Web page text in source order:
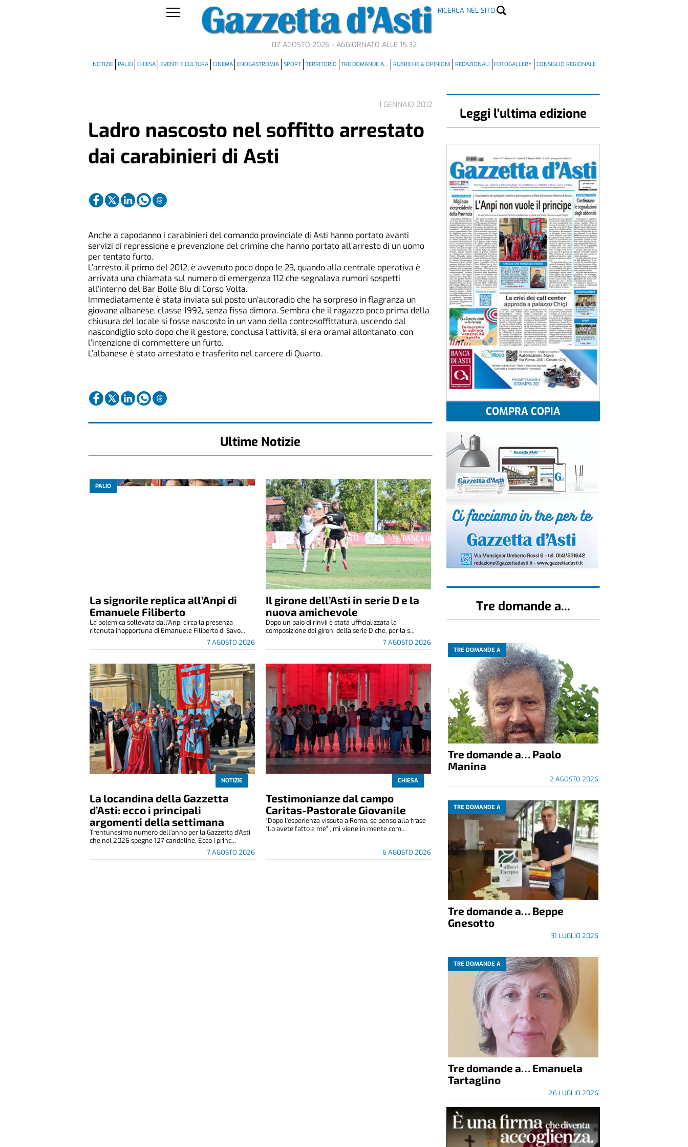
RICERCA NEL SITO
07 AGOSTO 2026 - AGGIORNATO ALLE 15.32
NOTIZIE PALIO CHIESA EVENTI E CULTURA CINEMA ENOGASTROMIA SPORT TERRITORIO TRE DOMANDE A… RUBRICHE & OPINIONI REDAZIONALI FOTOGALLERY CONSIGLIO REGIONALE
1 GENNAIO 2012
Ladro nascosto nel soffitto arrestato
dai carabinieri di Asti
Anche a capodanno i carabinieri del comando provinciale di Asti hanno portato avanti
servizi di repressione e prevenzione del crimine che hanno portato all’arresto di un uomo
per tentato furto.
L’arresto, il primo del 2012, è avvenuto poco dopo le 23, quando alla centrale operativa è
arrivata una chiamata sul numero di emergenza 112 che segnalava rumori sospetti
all’interno del Bar Bolle Blu di Corso Volta.
Immediatamente è stata inviata sul posto un’autoradio che ha sorpreso in flagranza un
giovane albanese, classe 1992, senza fissa dimora. Sembra che il ragazzo poco prima della
chiusura del locale si fosse nascosto in un vano della controsoffittatura, uscendo dal
nascondiglio solo dopo che il gestore, conclusa l’attività, si era oramai allontanato, con
l’intenzione di commettere un furto.
L’albanese è stato arrestato e trasferito nel carcere di Quarto.
Ultime Notizie
PALIO
La signorile replica all’Anpi di
Emanuele Filiberto
7 AGOSTO 2026
La polemica sollevata dall'Anpi circa la presenza
ritenuta inopportuna di Emanuele Filiberto di Savo...
Il girone dell’Asti in serie D e la
nuova amichevole
7 AGOSTO 2026
Dopo un paio di rinvii è stata ufficializzata la
composizione dei gironi della serie D che, per la s...
NOTIZIE
La locandina della Gazzetta
d’Asti: ecco i principali
argomenti della settimana
7 AGOSTO 2026
Trentunesimo numero dell’anno per la Gazzetta d’Asti
che nel 2026 spegne 127 candeline. Ecco i princ...
CHIESA
Testimonianze dal campo
Caritas-Pastorale Giovanile
6 AGOSTO 2026
“Dopo l'esperienza vissuta a Roma, se penso alla frase
“Lo avete fatto a me" , mi viene in mente com...
Leggi l'ultima edizione
COMPRA COPIA
Tre domande a...
TRE DOMANDE A
Tre domande a… Paolo
Manina
2 AGOSTO 2026
TRE DOMANDE A
Tre domande a… Beppe
Gnesotto
31 LUGLIO 2026
TRE DOMANDE A
Tre domande a… Emanuela
Tartaglino
26 LUGLIO 2026